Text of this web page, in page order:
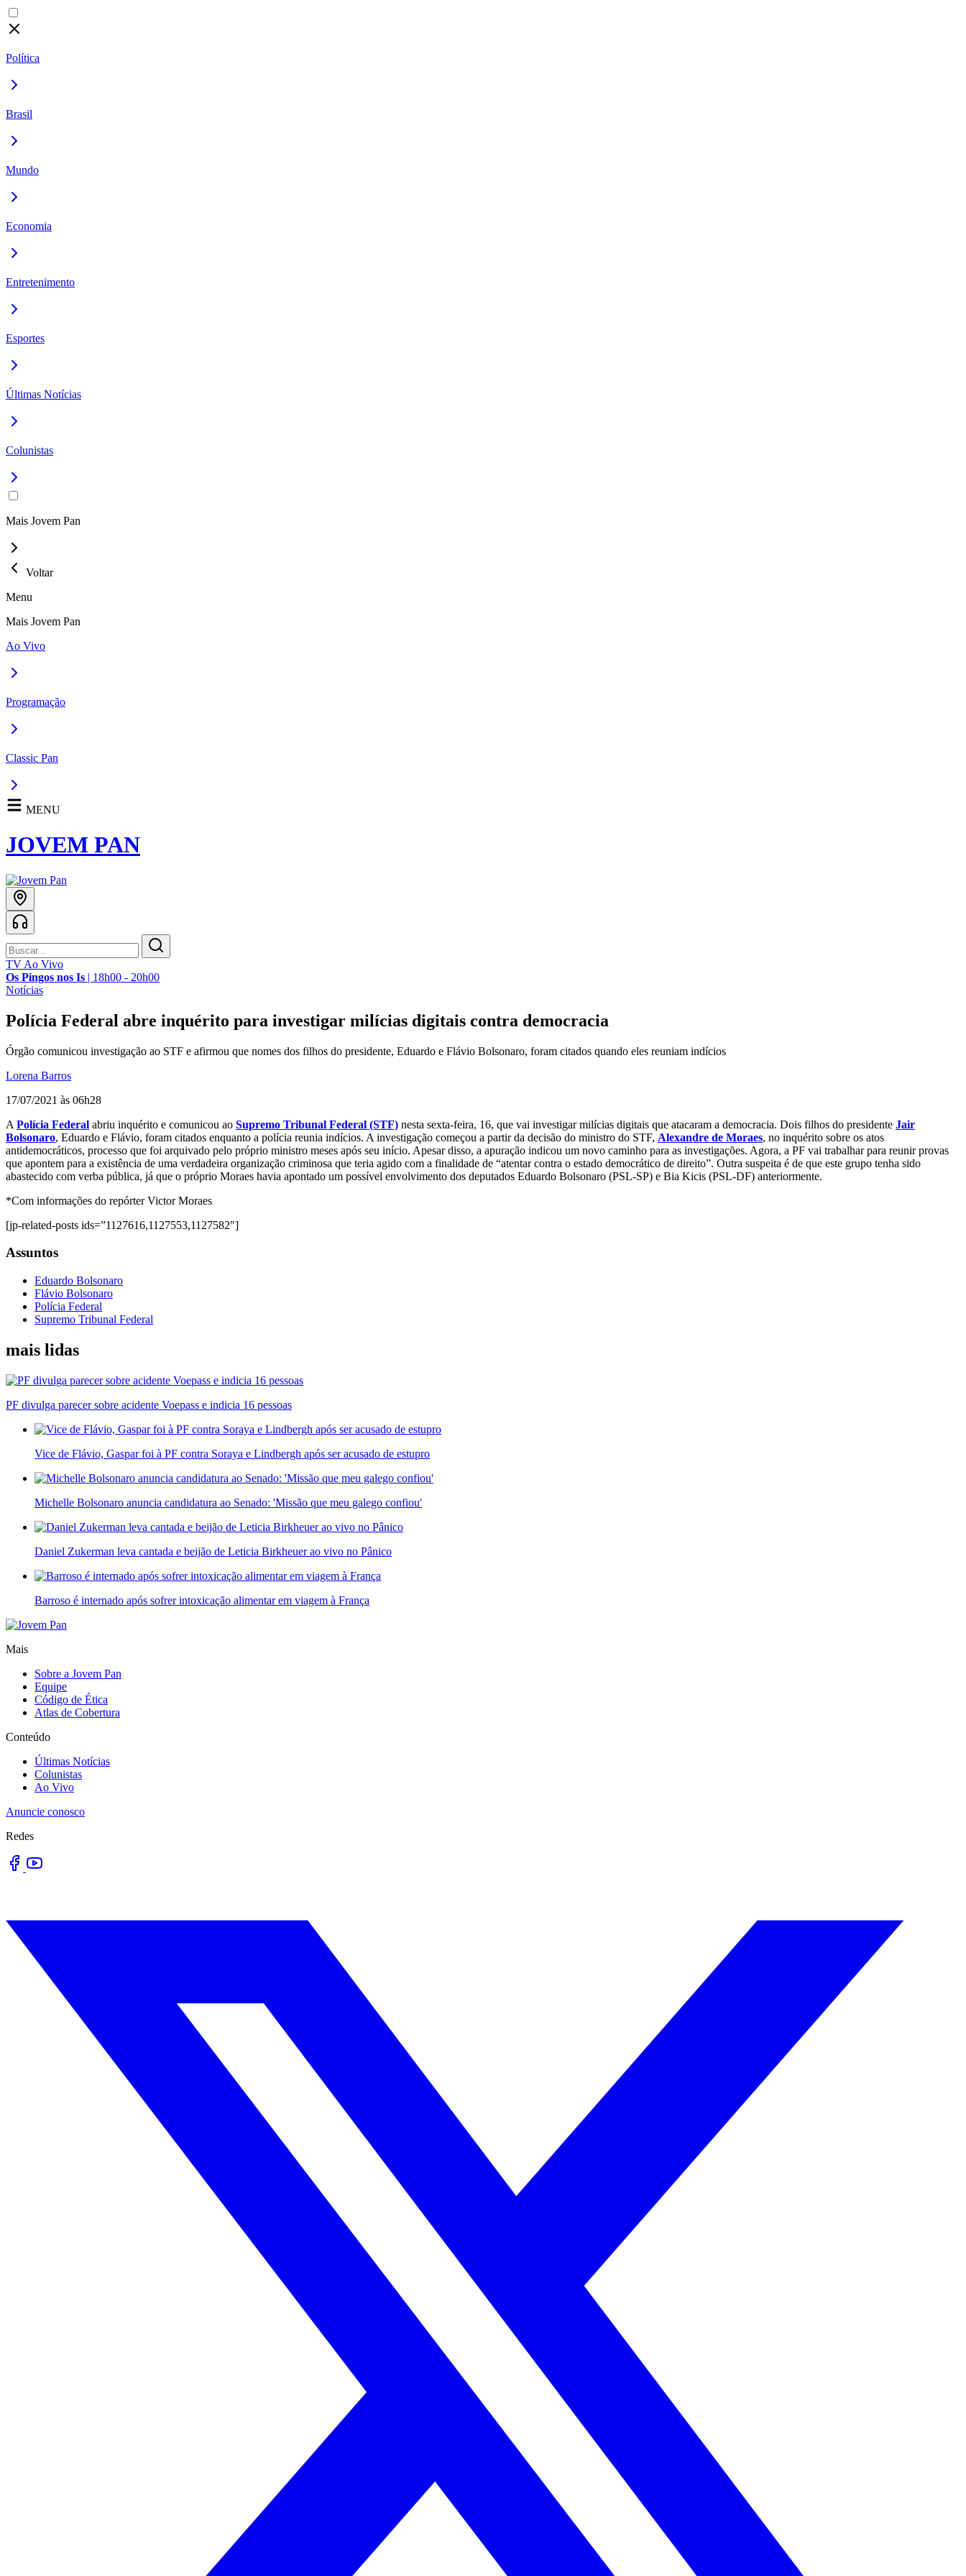
Política
Brasil
Mundo
Economia
Entretenimento
Esportes
Últimas Notícias
Colunistas
Mais Jovem Pan
Voltar
Menu
Mais Jovem Pan
Ao Vivo
Programação
Classic Pan
MENU
JOVEM PAN
TV Ao Vivo
Os Pingos nos Is | 18h00 - 20h00
Notícias
Polícia Federal abre inquérito para investigar milícias digitais contra democracia
Órgão comunicou investigação ao STF e afirmou que nomes dos filhos do presidente, Eduardo e Flávio Bolsonaro, foram citados quando eles reuniam indícios
Lorena Barros
17/07/2021 às 06h28
A Polícia Federal abriu inquérito e comunicou ao Supremo Tribunal Federal (STF) nesta sexta-feira, 16, que vai investigar milícias digitais que atacaram a democracia. Dois filhos do presidente Jair
Bolsonaro, Eduardo e Flávio, foram citados enquanto a polícia reunia indícios. A investigação começou a partir da decisão do ministro do STF, Alexandre de Moraes, no inquérito sobre os atos
antidemocráticos, processo que foi arquivado pelo próprio ministro meses após seu início. Apesar disso, a apuração indicou um novo caminho para as investigações. Agora, a PF vai trabalhar para reunir provas
que apontem para a existência de uma verdadeira organização criminosa que teria agido com a finalidade de “atentar contra o estado democrático de direito”. Outra suspeita é de que este grupo tenha sido
abastecido com verba pública, já que o próprio Moraes havia apontado um possível envolvimento dos deputados Eduardo Bolsonaro (PSL-SP) e Bia Kicis (PSL-DF) anteriormente.
*Com informações do repórter Victor Moraes
[jp-related-posts ids=”1127616,1127553,1127582″]
Assuntos
Eduardo Bolsonaro
Flávio Bolsonaro
Polícia Federal
Supremo Tribunal Federal
mais lidas
PF divulga parecer sobre acidente Voepass e indicia 16 pessoas
Vice de Flávio, Gaspar foi à PF contra Soraya e Lindbergh após ser acusado de estupro
Michelle Bolsonaro anuncia candidatura ao Senado: 'Missão que meu galego confiou'
Daniel Zukerman leva cantada e beijão de Leticia Birkheuer ao vivo no Pânico
Barroso é internado após sofrer intoxicação alimentar em viagem à França
Mais
Sobre a Jovem Pan
Equipe
Código de Ética
Atlas de Cobertura
Conteúdo
Últimas Notícias
Colunistas
Ao Vivo
Anuncie conosco
Redes